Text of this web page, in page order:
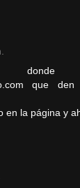
que
en la página y